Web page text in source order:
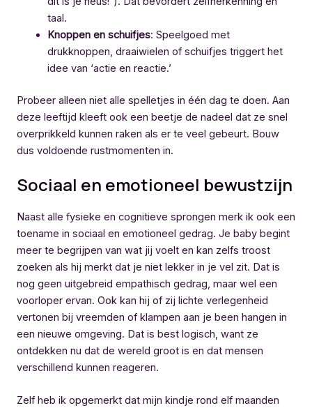
taal.
Knoppen en schuifjes: Speelgoed met
drukknoppen, draaiwielen of schuifjes triggert het
idee van ‘actie en reactie.’
Probeer alleen niet alle spelletjes in één dag te doen. Aan
deze leeftijd kleeft ook een beetje de nadeel dat ze snel
overprikkeld kunnen raken als er te veel gebeurt. Bouw
dus voldoende rustmomenten in.
Sociaal en emotioneel bewustzijn
Naast alle fysieke en cognitieve sprongen merk ik ook een
toename in sociaal en emotioneel gedrag. Je baby begint
meer te begrijpen van wat jij voelt en kan zelfs troost
zoeken als hij merkt dat je niet lekker in je vel zit. Dat is
nog geen uitgebreid empathisch gedrag, maar wel een
voorloper ervan. Ook kan hij of zij lichte verlegenheid
vertonen bij vreemden of klampen aan je been hangen in
een nieuwe omgeving. Dat is best logisch, want ze
ontdekken nu dat de wereld groot is en dat mensen
verschillend kunnen reageren.
Zelf heb ik opgemerkt dat mijn kindje rond elf maanden